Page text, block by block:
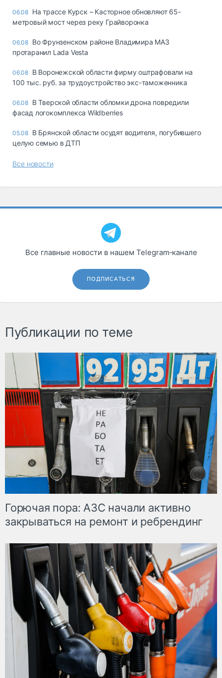
06.08 На трассе Курск – Касторное обновляют 65-
метровый мост через реку Грайворонка
06.08 Во Фрунзенском районе Владимира МАЗ
протаранил Lada Vesta
06.08 В Воронежской области фирму оштрафовали на
100 тыс. руб. за трудоустройство экс-таможенника
06.08 В Тверской области обломки дрона повредили
фасад логокомплекса Wildberries
05.08 В Брянской области осудят водителя, погубившего
целую семью в ДТП
Все новости
Все главные новости в нашем Telegram‑канале
ПОДПИСАТЬСЯ
Публикации по теме
Горючая пора: АЗС начали активно
закрываться на ремонт и ребрендинг